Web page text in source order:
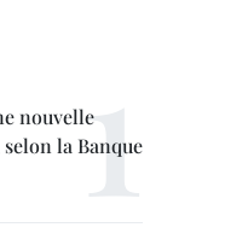
nouvelle
la Banque